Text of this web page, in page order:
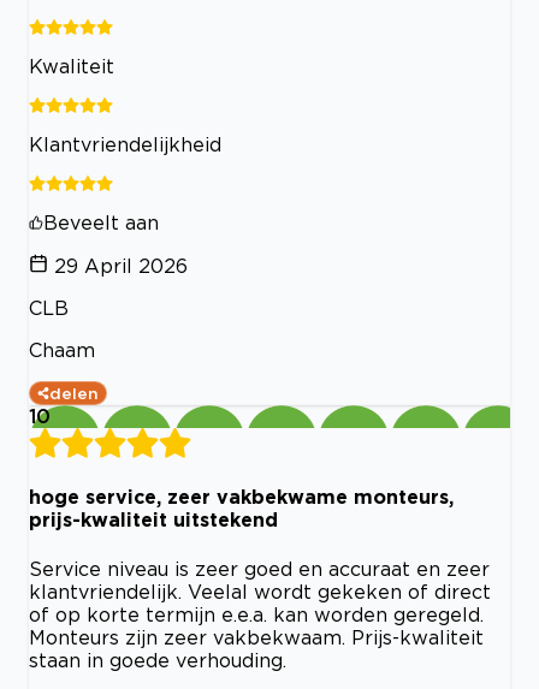
Kwaliteit
Klantvriendelijkheid
Beveelt aan
29 April 2026
CLB
Chaam
delen
10
hoge service, zeer vakbekwame monteurs,
prijs-kwaliteit uitstekend
Service niveau is zeer goed en accuraat en zeer
klantvriendelijk. Veelal wordt gekeken of direct
of op korte termijn e.e.a. kan worden geregeld.
Monteurs zijn zeer vakbekwaam. Prijs-kwaliteit
staan in goede verhouding.